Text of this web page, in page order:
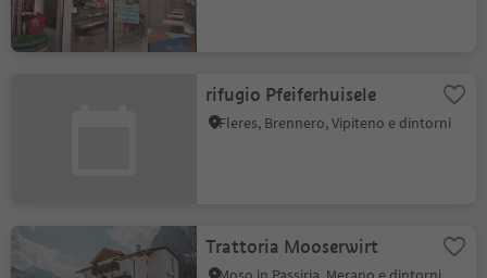
rifugio Pfeiferhuisele
Fleres, Brennero, Vipiteno e dintorni
Trattoria Mooserwirt